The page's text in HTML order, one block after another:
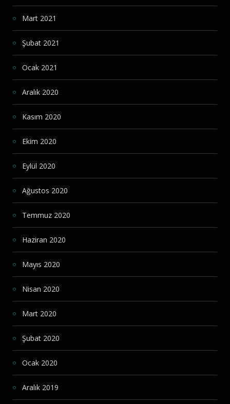
Mart 2021
Şubat 2021
Ocak 2021
Aralık 2020
Kasım 2020
Ekim 2020
Eylül 2020
Ağustos 2020
Temmuz 2020
Haziran 2020
Mayıs 2020
Nisan 2020
Mart 2020
Şubat 2020
Ocak 2020
Aralık 2019